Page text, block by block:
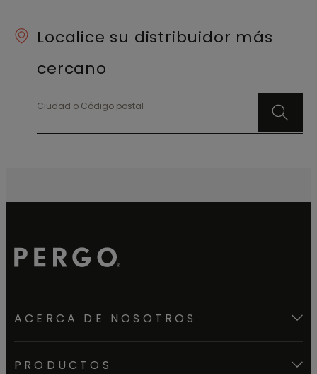
Localice su distribuidor más
cercano
Ciudad o Código postal
ACERCA DE NOSOTROS
PRODUCTOS